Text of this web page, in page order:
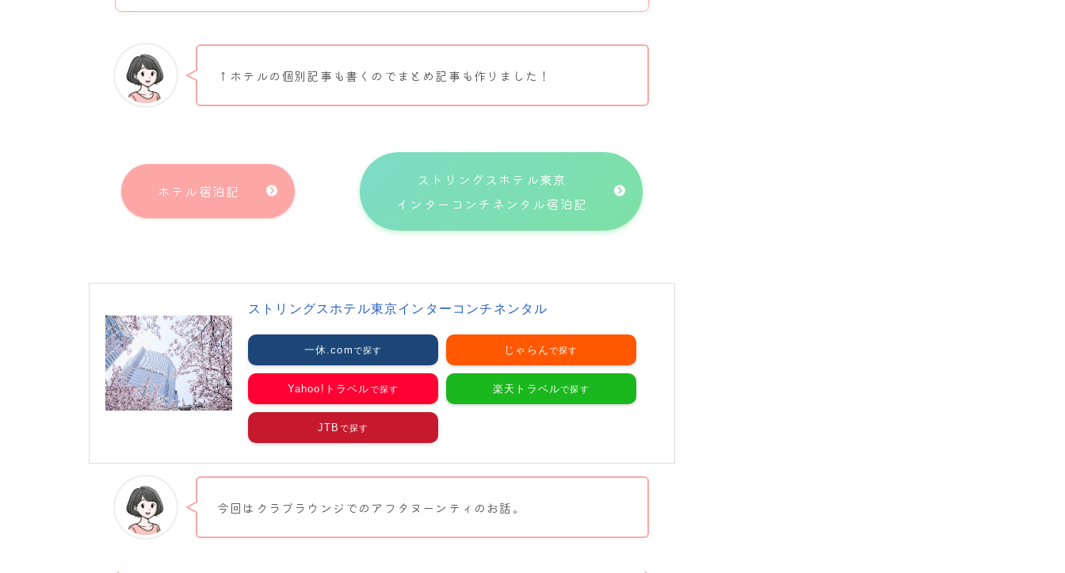
↑ホテルの個別記事も書くのでまとめ記事も作りました！
ホテル宿泊記
ストリングスホテル東京
インターコンチネンタル宿泊記
ストリングスホテル東京インターコンチネンタル
一休.com じゃらん
Yahoo!トラベル 楽天トラベル
JTB
今回はクラブラウンジでのアフタヌーンティのお話。